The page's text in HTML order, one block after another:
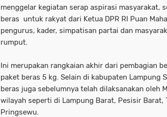
menggelar kegiatan serap aspirasi masyarakat,
beras untuk rakyat dari Ketua DPR RI Puan
pengurus, kader, simpatisan partai dan
rumput.
Ini merupakan rangkaian akhir dari pembagian
paket beras 5 kg. Selain di kabupaten Lampung
beras juga sebelumnya telah dilaksanakan oleh
wilayah seperti di Lampung Barat, Pesisir Barat,
Pringsewu.